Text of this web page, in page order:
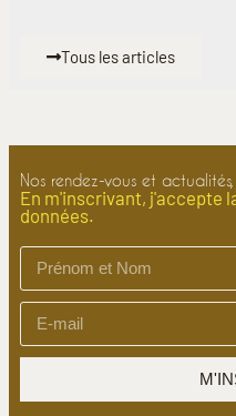
Tous les articles
Nos rendez-vous et actualités,
En m'inscrivant, j'accepte
données.